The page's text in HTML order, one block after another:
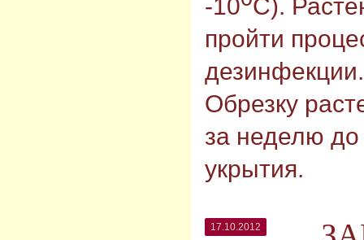
-10 С).
пройти
дезинфекции.
Обрезку
за неделю до
укрытия.
17.10.2012